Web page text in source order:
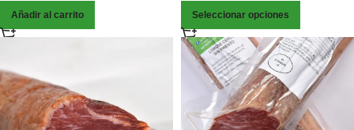
Añadir al carrito Seleccionar opciones